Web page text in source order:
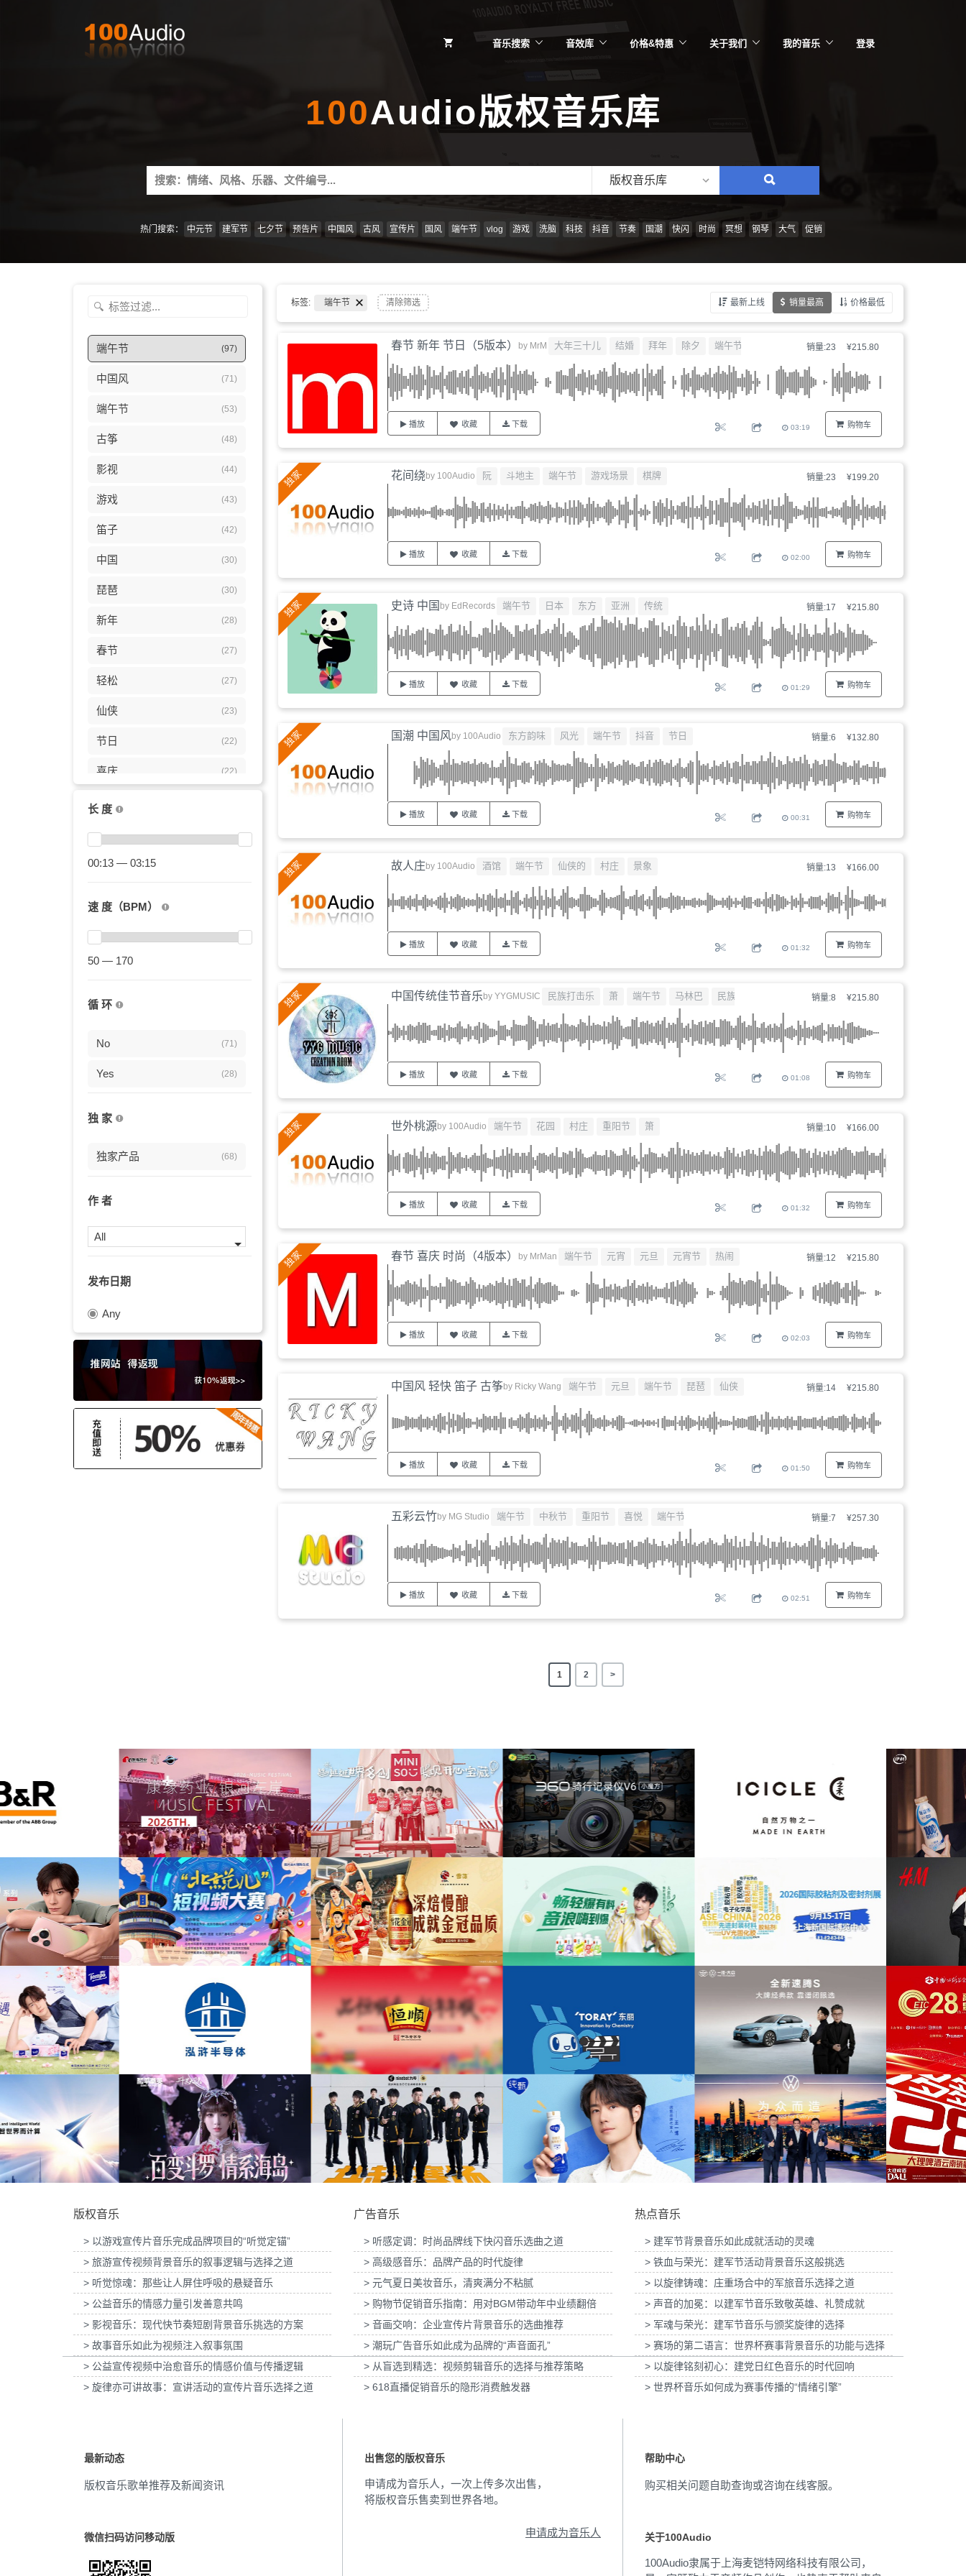
音乐搜索 音效库 价格&特惠 关于我们 我的音乐 登录
100Audio版权音乐库
Search
for:
版权音乐库
搜
情
风
格、
乐
件
编
热门搜索： 中元节 建军节 七夕节 预告片 中国风 古风 宣传片 国风 端午节 vlog 游戏 洗脑 科技 抖音 节奏 国潮 快闪 时尚 冥想 钢琴 大气 促销
端午节 (97)
中国风 (71)
端午节 (53)
古筝 (48)
影视 (44)
游戏 (43)
笛子 (42)
中国 (30)
琵琶 (30)
新年 (28)
春节 (27)
轻松 (27)
仙侠 (23)
节日 (22)
喜庆 (22)
古装
亚洲
优美
东方
传统 (17)
广告 (16)
活力 (15)
悠闲
村庄 (15)
放松
庄严
戏剧性 (12)
武侠
元旦
中式风格
(9)
(9)
风景 (9)
(9)
温馨 (9)
古风 (8)
民乐
快乐 (8)
悠扬 (8)
预告片
(8)
(8)
热闹 (7)
欢快
史诗 (7)
美食 (7)
仙侠的 (7)
活泼 (7)
乐观 (7)
国潮
愉悦
长 度
00:13 — 03:15
速 度（BPM）
50 — 170
循 环
No (71)
Yes (28)
独 家
独家产品 (68)
作 者
All
发布日期
Any
标签: 端午节 清除筛选 最新上线 销量最高 价格最低
销量:23 ¥215.80
购物车
春节 新年 节日（5版本） by MrM 大年三十儿 结婚 拜年 除夕 端午节
播放 收藏 下载 03:19
销量:23 ¥199.20
购物车
花间绕by 100Audio 阮 斗地主 端午节 游戏场景 棋牌
播放 收藏 下载 02:00
销量:17 ¥215.80
购物车
史诗 中国 by EdRecords 端午节 日本 东方 亚洲 传统
播放 收藏 下载 01:29
销量:6 ¥132.80
购物车
国潮 中国风by 100Audio 东方韵味 风光 端午节 抖音 节日
播放 收藏 下载 00:31
销量:13 ¥166.00
购物车
故人庄by 100Audio 酒馆 端午节 仙侠的 村庄 景象
播放 收藏 下载 01:32
销量:8 ¥215.80
购物车
中国传统佳节音乐by YYGMUSIC 民族打击乐 萧 端午节 马林巴 民族
播放 收藏 下载 01:08
销量:10 ¥166.00
购物车
世外桃源by 100Audio 端午节 花园 村庄 重阳节 箫
播放 收藏 下载 01:32
销量:12 ¥215.80
购物车
春节 喜庆 时尚（4版本） by MrMan 端午节 元宵 元旦 元宵节 热闹
播放 收藏 下载 02:03
销量:14 ¥215.80
购物车
中国风 轻快 笛子 古筝by Ricky Wang 端午节 元旦 端午节 琵琶 仙侠
播放 收藏 下载 01:50
销量:7 ¥257.30
购物车
五彩云竹by MG Studio 端午节 中秋节 重阳节 喜悦 端午节
播放 收藏 下载 02:51
1 2 >
缘药业x银河左岸音乐节活动快闪项目提
供音乐版权
为名创优品长沙探店项目提供音乐版权
为360骑行记录仪V6小魔方产品宣传项目提供
音乐版权
为之禾2026春夏香云纱系列宣发项目提供音
乐版权
为
台科信局“北京范儿·科创力量”短视频大赛
提供音乐版权
为雪花金冠XCBA总决赛预热项目提供音乐版
为伊利畅轻原产地系列上市宣传项目提供音乐
版权
为2026国际胶粘剂展招展项目提供音乐版权
为H&M联名Stella McCartney合作花絮提供音
乐版权
为
浒半导体科技产品展示项目提供音乐版权 为恒顺x西津渡龙抬头祈福活动提供音乐版权 为东丽中国宣传系列项目提供音乐版权 为一汽-大众速腾S冬季测试项目提供音乐版权
为第二十八届高速公路信息化大会暨技术产品
博览会提供音乐版权
平精英x斗罗大陆x张予曦宣传项目提供音
乐版权
为九号科技与AG狼队2026年官宣项目提供音
乐版权
为纯甄100g吸吸果粒酸奶王一博ID提供音乐
版权
为大众汽车《VWPR-CEO HELLO WEIBO-
VIDEO》宣传项目提供音乐版权
为嘉士伯「大理给好荞social video」提供音
乐版权
版权音乐
> 以游戏宣传片音乐完成品牌项目的“听觉定锚”
> 旅游宣传视频背景音乐的叙事逻辑与选择之道
> 听觉惊魂：那些让人屏住呼吸的悬疑音乐
> 公益音乐的情感力量引发善意共鸣
> 影视音乐：现代快节奏短剧背景音乐挑选的方案
> 故事音乐如此为视频注入叙事氛围
> 公益宣传视频中治愈音乐的情感价值与传播逻辑
> 旋律亦可讲故事：宣讲活动的宣传片音乐选择之道
广告音乐
> 听感定调：时尚品牌线下快闪音乐选曲之道
> 高级感音乐：品牌产品的时代旋律
> 元气夏日美妆音乐，清爽满分不粘腻
> 购物节促销音乐指南：用对BGM带动年中业绩翻倍
> 音画交响：企业宣传片背景音乐的选曲推荐
> 潮玩广告音乐如此成为品牌的“声音面孔”
> 从盲选到精选：视频剪辑音乐的选择与推荐策略
> 618直播促销音乐的隐形消费触发器
热点音乐
> 建军节背景音乐如此成就活动的灵魂
> 铁血与荣光：建军节活动背景音乐这般挑选
> 以旋律铸魂：庄重场合中的军旅音乐选择之道
> 声音的加冕：以建军节音乐致敬英雄、礼赞成就
> 军魂与荣光：建军节音乐与颁奖旋律的选择
> 赛场的第二语言：世界杯赛事背景音乐的功能与选择
> 以旋律铭刻初心：建党日红色音乐的时代回响
> 世界杯音乐如何成为赛事传播的“情绪引擎”
最新动态
版权音乐歌单推荐及新闻资讯
微信扫码访问移动版
出售您的版权音乐
申请成为音乐人，一次上传多次出售，
将版权音乐售卖到世界各地。
申请成为音乐人
帮助中心
购买相关问题自助查询或咨询在线客服。
关于100Audio
100Audio隶属于上海麦铠特网络科技有限公司，